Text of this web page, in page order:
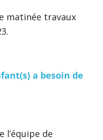
matinée travaux
a besoin de
l’équipe de